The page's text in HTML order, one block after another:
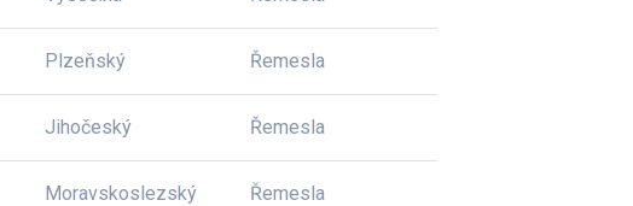
Plzeňský Řemesla
Jihočeský Řemesla
Moravskoslezský Řemesla